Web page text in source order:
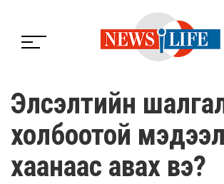
Элсэлтийн
холбоотой
хаанаас авах вэ?